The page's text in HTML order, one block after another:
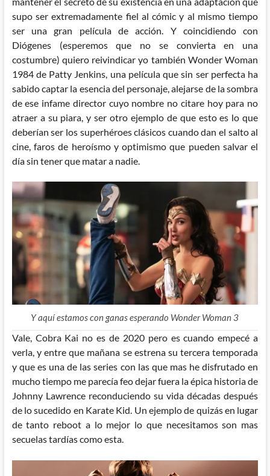
supo ser extremadamente fiel al cómic y al mismo tiempo
ser una gran película de acción. Y coincidiendo con
Diógenes (esperemos que no se convierta en una
costumbre) quiero reivindicar yo también Wonder Woman
1984 de Patty Jenkins, una película que sin ser perfecta ha
sabido captar la esencia del personaje, alejarse de la sombra
de ese infame director cuyo nombre no citare hoy para no
atraer a su piara, y ser otro ejemplo de que esto es lo que
deberían ser los superhéroes clásicos cuando dan el salto al
cine,faros de heroísmo y optimismo que pueden salvar el
día sin tener que matar a nadie.
Y aquí estamos con ganas esperando Wonder Woman 3
Vale, Cobra Kai no es de 2020 pero es cuando empecé a
verla, y entre que mañana se estrena su tercera temporada
y que es una de las series con las que mas he disfrutado en
mucho tiempo me parecía feo dejar fuera la épica historia de
Johnny Lawrence reconduciendo su vida décadas después
de lo sucedido en Karate Kid. Un ejemplo de quizás en lugar
de tanto reboot a lo mejor lo que necesitamos son mas
secuelas tardías como esta.